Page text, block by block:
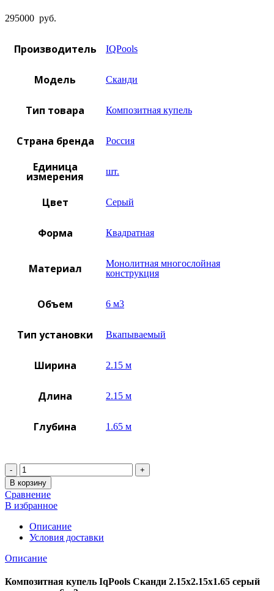
295000 руб.
Производитель IQPools
Модель Сканди
Тип товара Композитная купель
Страна бренда Россия
Единица
измерения шт.
Цвет Серый
Форма Квадратная
Материал
Монолитная многослойная
конструкция
Объем 6 м3
Тип установки Вкапываемый
Ширина 2.15 м
Длина 2.15 м
Глубина 1.65 м
Количество
В корзину
Сравнение
В избранное
Описание
Условия доставки
Описание
Композитная купель IqPools Сканди 2.15х2.15х1.65 серый